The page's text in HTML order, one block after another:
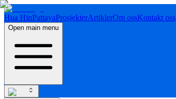
Hua HinPattayaProsjekterArtiklerOm ossKontakt oss
Open main menu